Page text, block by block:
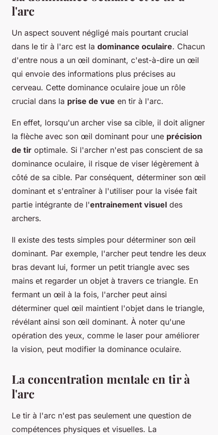
l'arc
Un aspect souvent négligé mais pourtant crucial
dans le tir à l'arc est la dominance oculaire. Chacun
d'entre nous a un œil dominant, c'est-à-dire un œil
qui envoie des informations plus précises au
cerveau. Cette dominance oculaire joue un rôle
crucial dans la prise de vue en tir à l'arc.
En effet, lorsqu'un archer vise sa cible, il doit aligner
la flèche avec son œil dominant pour une précision
de tir optimale. Si l'archer n'est pas conscient de sa
dominance oculaire, il risque de viser légèrement à
côté de sa cible. Par conséquent, déterminer son œil
dominant et s'entraîner à l'utiliser pour la visée fait
partie intégrante de l'entrainement visuel des
archers.
Il existe des tests simples pour déterminer son œil
dominant. Par exemple, l'archer peut tendre les deux
bras devant lui, former un petit triangle avec ses
mains et regarder un objet à travers ce triangle. En
fermant un œil à la fois, l'archer peut ainsi
déterminer quel œil maintient l'objet dans le triangle,
révélant ainsi son œil dominant. À noter qu'une
opération des yeux, comme le laser pour améliorer
la vision, peut modifier la dominance oculaire.
La concentration mentale en tir à
l'arc
Le tir à l'arc n'est pas seulement une question de
compétences physiques et visuelles. La